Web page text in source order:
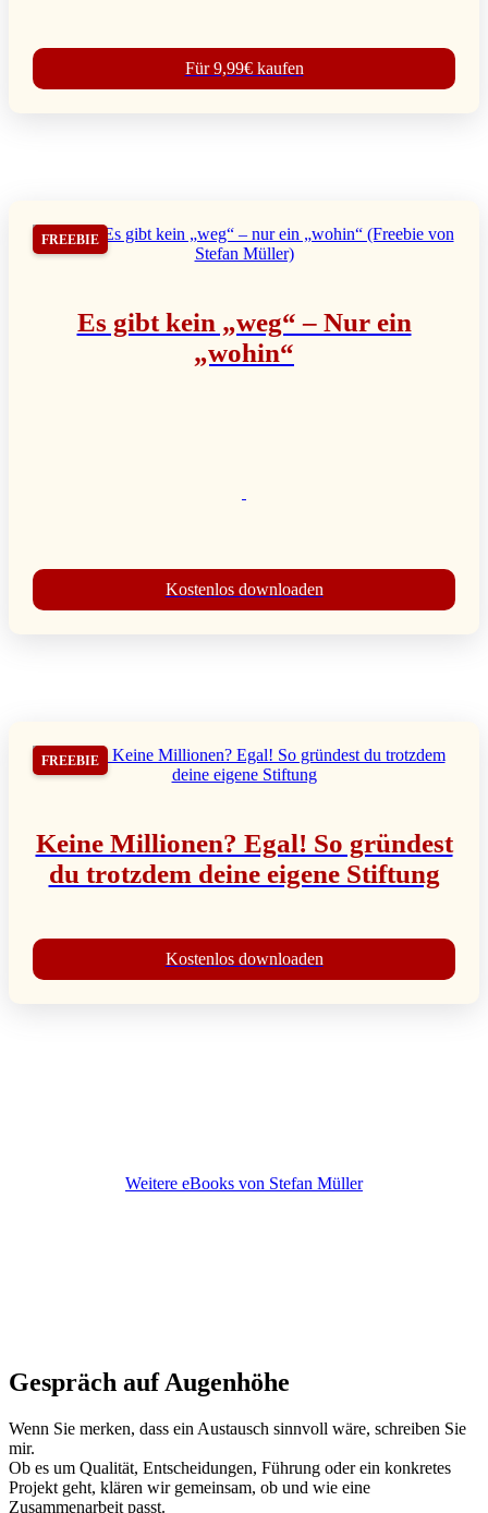
Für 9,99€ kaufen
FREEBIE
Es gibt kein „weg“ – Nur ein
„wohin“
Kostenlos downloaden
FREEBIE
Keine Millionen? Egal! So gründest
du trotzdem deine eigene Stiftung
Kostenlos downloaden
Weitere eBooks von Stefan Müller
Gespräch auf Augenhöhe
Wenn Sie merken, dass ein Austausch sinnvoll wäre, schreiben Sie
mir.
Ob es um Qualität, Entscheidungen, Führung oder ein konkretes
Projekt geht, klären wir gemeinsam, ob und wie eine
Zusammenarbeit passt.